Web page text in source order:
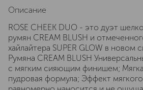
Описание
ROSE CHEEK DUO - это дуэт
румян CREAM BLUSH и
хайлайтера SUPER GLOW в
Румяна CREAM BLUSH
с мягким сияющим финишем;
пудровая формула; Эффект